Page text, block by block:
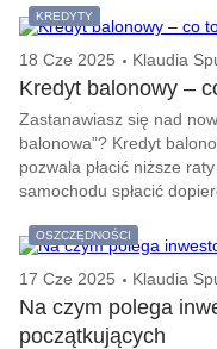
KREDYTY
18 Cze 2025 Klaudia
Kredyt balonowy –
Zastanawiasz się nad
balonowa”? Kredyt
pozwala płacić niższe
samochodu spłacić
OSZCZĘDNOŚCI
17 Cze 2025 Klaudia
Na czym polega
początkujących